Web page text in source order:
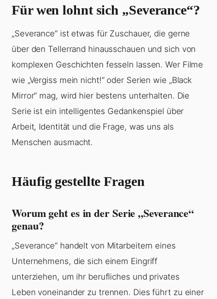
Für wen lohnt sich „Severance“?
„Severance“ ist etwas für Zuschauer, die gerne
über den Tellerrand hinausschauen und sich von
komplexen Geschichten fesseln lassen. Wer Filme
wie „Vergiss mein nicht!“ oder Serien wie „Black
Mirror“ mag, wird hier bestens unterhalten. Die
Serie ist ein intelligentes Gedankenspiel über
Arbeit, Identität und die Frage, was uns als
Menschen ausmacht.
Häufig gestellte Fragen
Worum geht es in der Serie „Severance“
genau?
„Severance“ handelt von Mitarbeitern eines
Unternehmens, die sich einem Eingriff
unterziehen, um ihr berufliches und privates
Leben voneinander zu trennen. Dies führt zu einer